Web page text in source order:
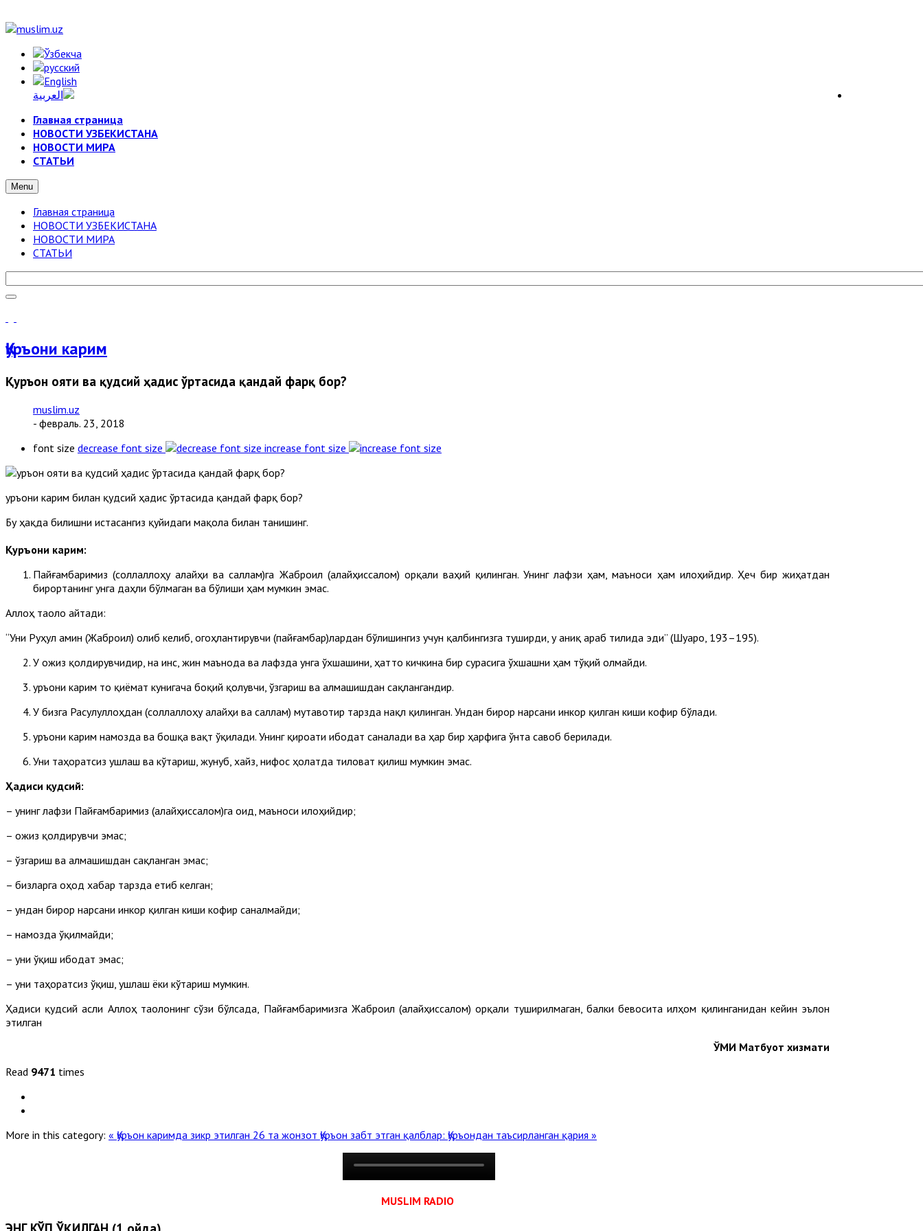
Главная страница
НОВОСТИ УЗБЕКИСТАНА
НОВОСТИ МИРА
СТАТЬИ
Menu
Главная страница
НОВОСТИ УЗБЕКИСТАНА
НОВОСТИ МИРА
СТАТЬИ
Қуръони карим
Қуръон ояти ва қудсий ҳадис ўртасида қандай фарқ бор?
muslim.uz
- февраль. 23, 2018
font size decrease font size increase font size
Қуръони карим билан қудсий ҳадис ўртасида қандай фарқ бор?
Бу ҳақда билишни истасангиз қуйидаги мақола билан танишинг.
Қуръони карим:
Пайғамбаримиз (соллаллоҳу алайҳи ва саллам)га Жаброил (алайҳиссалом) орқали ваҳий қилинган. Унинг лафзи ҳам, маъноси ҳам илоҳийдир. Ҳеч бир жиҳатдан
бирортанинг унга даҳли бўлмаган ва бўлиши ҳам мумкин эмас.
Аллоҳ таоло айтади:
“Уни Руҳул амин (Жаброил) олиб келиб, огоҳлантирувчи (пайғамбар)лардан бўлишингиз учун қалбингизга туширди, у аниқ араб тилида эди” (Шуаро, 193–195).
У ожиз қолдирувчидир, на инс, жин маънода ва лафзда унга ўхшашини, ҳатто кичкина бир сурасига ўхшашни ҳам тўқий олмайди.
Қуръони карим то қиёмат кунигача боқий қолувчи, ўзгариш ва алмашишдан сақлангандир.
У бизга Расулуллоҳдан (соллаллоҳу алайҳи ва саллам) мутавотир тарзда нақл қилинган. Ундан бирор нарсани инкор қилган киши кофир бўлади.
Қуръони карим намозда ва бошқа вақт ўқилади. Унинг қироати ибодат саналади ва ҳар бир ҳарфига ўнта савоб берилади.
Уни таҳоратсиз ушлаш ва кўтариш, жунуб, хайз, нифос ҳолатда тиловат қилиш мумкин эмас.
Ҳадиси қудсий:
– унинг лафзи Пайғамбаримиз (алайҳиссалом)га оид, маъноси илоҳийдир;
– ожиз қолдирувчи эмас;
– ўзгариш ва алмашишдан сақланган эмас;
– бизларга оҳод хабар тарзда етиб келган;
– ундан бирор нарсани инкор қилган киши кофир саналмайди;
– намозда ўқилмайди;
– уни ўқиш ибодат эмас;
– уни таҳоратсиз ўқиш, ушлаш ёки кўтариш мумкин.
Ҳадиси қудсий асли Аллоҳ таолонинг сўзи бўлсада, Пайғамбаримизга Жаброил (алайҳиссалом) орқали туширилмаган, балки бевосита илҳом қилинганидан кейин эълон
этилган
ЎМИ Матбуот хизмати
Read 9471 times
More in this category: « Қуръон каримда зикр этилган 26 та жонзот Қуръон забт этган қалблар: Қуръондан таъсирланган қария »
MUSLIM RADIO